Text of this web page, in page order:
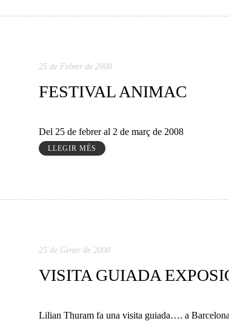
25 de Febrer de 2008
FESTIVAL ANIMAC
Del 25 de febrer al 2 de març de 2008
LLEGIR MÉS
25 de Gener de 2008
VISITA GUIADA
Lilian Thuram fa una visita guiada…. a